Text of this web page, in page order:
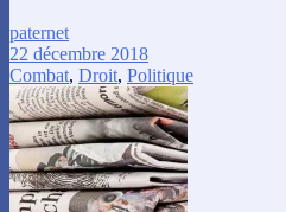
paternet
22 décembre 2018
Combat, Droit, Politique